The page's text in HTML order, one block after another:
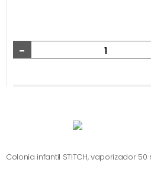
-
Colonia infantil STITCH, vaporizador 50